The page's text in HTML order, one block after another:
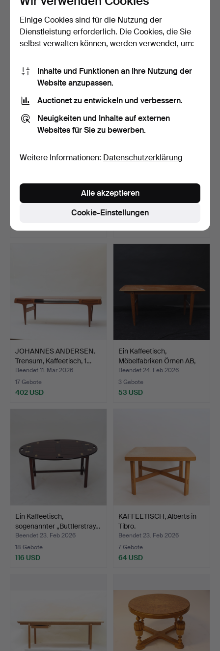
SOFATISCH,
Wahrscheinlich Åke
Fribyter, zw…
Beendet 26. Apr 2026
Ein Kaffeetisch im
Rokokostil des 20. Jahr…
Beendet 11. Apr 2026
BRUNO MATHSSON.
Kaffeetisch, „Karin“, zwei…
Beendet 26. Mär 2026
Ein Kaffeetisch, um die
Mitte des 20. Jahr…
Beendet 13. Mär 2026
1 Gebot
JOHANNES ANDERSEN.
Trensum, Kaffeetisch, 1…
Beendet 11. Mär 2026
17 Gebote
402 USD
Ein Kaffeetisch,
Möbelfabriken Örnen AB,
R…
Beendet 24. Feb 2026
3 Gebote
53 USD
Ein Kaffeetisch,
sogenannter „Buttlerstray…
Beendet 23. Feb 2026
18 Gebote
116 USD
KAFFEETISCH, Alberts in
Tibro.
Beendet 23. Feb 2026
7 Gebote
64 USD
Einige Cookies sind für die Nutzung der
Dienstleistung erforderlich. Die Cookies, die Sie
selbst verwalten können, werden verwendet, um:
Inhalte und Funktionen an Ihre Nutzung der
Website anzupassen.
Auctionet zu entwickeln und verbessern.
Neuigkeiten und Inhalte auf externen
Websites für Sie zu bewerben.
Weitere Informationen: Datenschutzerklärung
Cookie-Einstellungen
Alle akzeptieren